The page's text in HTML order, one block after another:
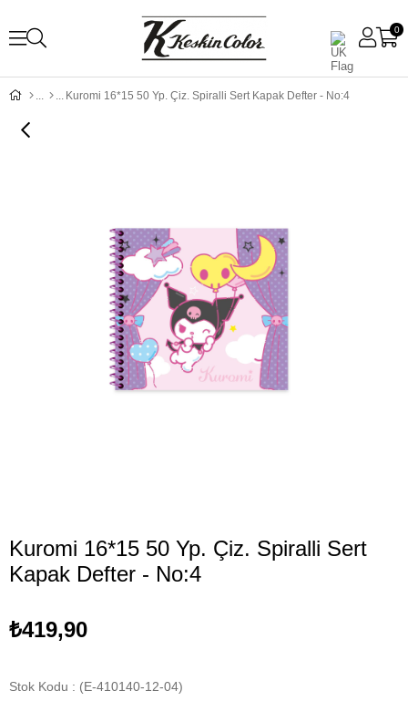
0
Kuromi 16*15 50 Yp. Çiz. Spiralli Sert Kapak Defter - No:4
Kuromi 16*15 50 Yp. Çiz. Spiralli Sert
Kapak Defter - No:4
₺419,90
Stok Kodu
(E-410140-12-04)